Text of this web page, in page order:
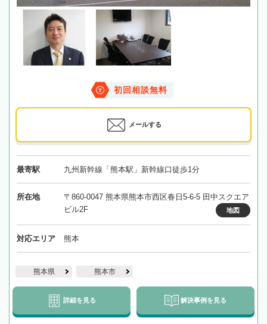
初回相談無料
メールする
最寄駅 九州新幹線「熊本駅」新幹線口徒歩1分
所在地
〒860-0047 熊本県熊本市西区春日5-6-5 田中スクエア
ビル2F
地図
対応エリア 熊本
熊本県 熊本市
詳細を見る 解決事例を見る